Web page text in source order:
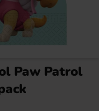
Paw Patrol